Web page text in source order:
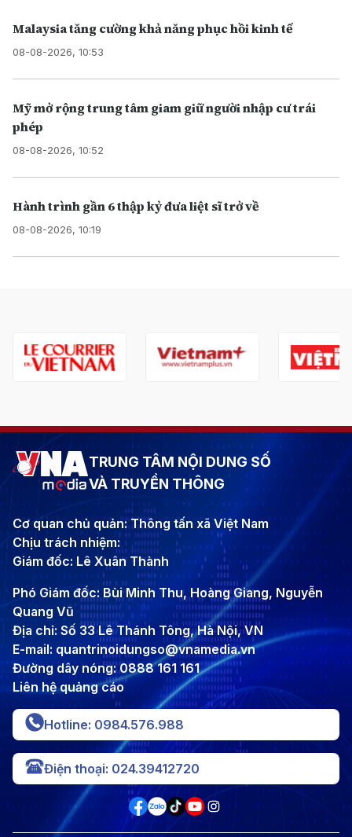
Malaysia tăng cường khả năng phục hồi kinh tế
08-08-2026, 10:53
Mỹ mở rộng trung tâm giam giữ người nhập cư trái
phép
08-08-2026, 10:52
Hành trình gần 6 thập kỷ đưa liệt sĩ trở về
08-08-2026, 10:19
TRUNG TÂM NỘI DUNG SỐ
VÀ TRUYỀN THÔNG
Cơ quan chủ quản: Thông tấn xã Việt Nam
Chịu trách nhiệm:
Giám đốc: Lê Xuân Thành
Phó Giám đốc: Bùi Minh Thu, Hoàng Giang, Nguyễn
Quang Vũ
Địa chỉ: Số 33 Lê Thánh Tông, Hà Nội, VN
E-mail: quantrinoidungso@vnamedia.vn
Đường dây nóng: 0888 161 161
Liên hệ quảng cáo
Hotline: 0984.576.988
Điện thoại: 024.39412720